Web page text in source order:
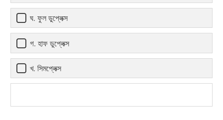
ঘ. ফুল ডুপ্লেক্স
গ. হাফ ডুপ্লেক্স
খ. সিমপ্লেক্স